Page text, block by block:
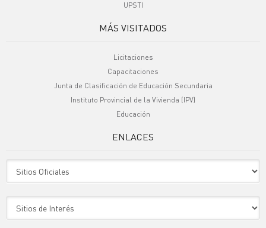
UPSTI
MÁS VISITADOS
Licitaciones
Capacitaciones
Junta de Clasificación de Educación Secundaria
Instituto Provincial de la Vivienda (IPV)
Educación
ENLACES